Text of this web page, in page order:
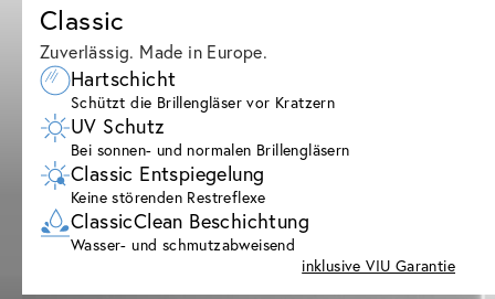
Classic
Zuverlässig. Made in Europe.
Hartschicht
Schützt die Brillengläser vor Kratzern
UV Schutz
Bei sonnen- und normalen Brillengläsern
Classic Entspiegelung
Keine störenden Restreflexe
ClassicClean Beschichtung
Wasser- und schmutzabweisend
inklusive VIU Garantie